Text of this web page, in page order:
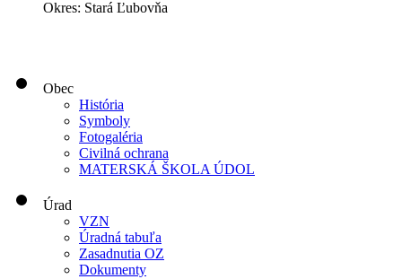
Okres: Stará Ľubovňa
Obec
História
Symboly
Fotogaléria
Civilná ochrana
MATERSKÁ ŠKOLA ÚDOL
Úrad
VZN
Úradná tabuľa
Zasadnutia OZ
Dokumenty